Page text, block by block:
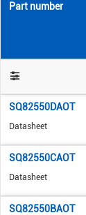
Part number
SQ82550DAOT
Datasheet
SQ82550CAOT
Datasheet
SQ82550BAOT